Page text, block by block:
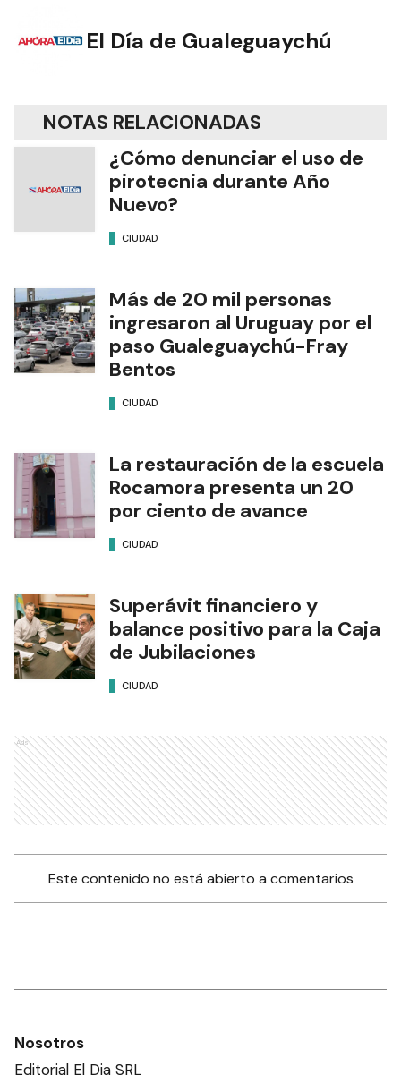
El Día de Gualeguaychú
NOTAS RELACIONADAS
¿Cómo denunciar el uso de
pirotecnia durante Año
Nuevo?
CIUDAD
Más de 20 mil personas
ingresaron al Uruguay por el
paso Gualeguaychú-Fray
Bentos
CIUDAD
La restauración de la escuela
Rocamora presenta un 20
por ciento de avance
CIUDAD
Superávit financiero y
balance positivo para la Caja
de Jubilaciones
CIUDAD
Ads
Este contenido no está abierto a comentarios
Nosotros
Editorial El Dia SRL